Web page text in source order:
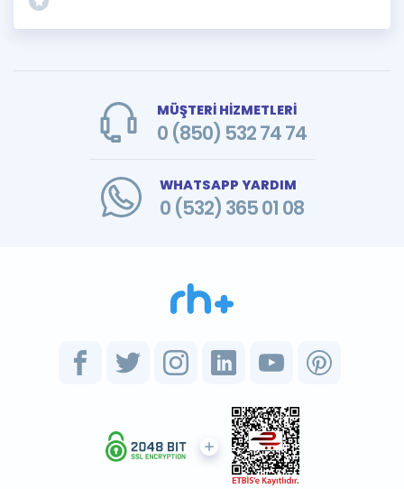
MÜŞTERİ HİZMETLERİ
0 (850) 532 74 74
WHATSAPP YARDIM
0 (532) 365 01 08